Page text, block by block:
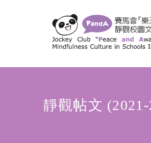
靜觀帖文 (2021-